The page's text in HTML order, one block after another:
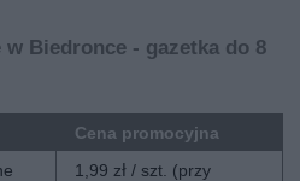
Biedronce - gazetka do 8
Cena promocyjna
1,99 zł / szt. (przy